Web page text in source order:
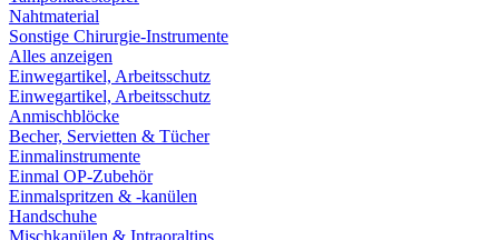
Nahtmaterial
Sonstige Chirurgie-Instrumente
Alles anzeigen
Einwegartikel, Arbeitsschutz
Einwegartikel, Arbeitsschutz
Anmischblöcke
Becher, Servietten & Tücher
Einmalinstrumente
Einmal OP-Zubehör
Einmalspritzen & -kanülen
Handschuhe
Mischkanülen & Intraoraltips